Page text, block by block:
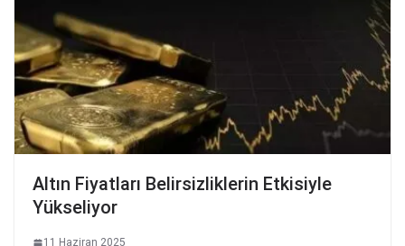
Altın Fiyatları Belirsizliklerin Etkisiyle
Yükseliyor
11 Haziran 2025